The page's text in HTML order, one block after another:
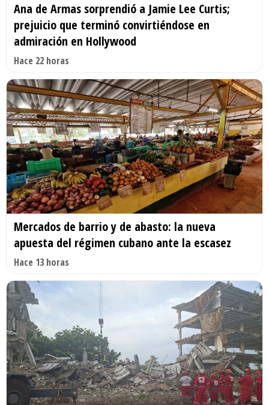
Ana de Armas sorprendió a Jamie Lee Curtis;
prejuicio que terminó convirtiéndose en
admiración en Hollywood
Hace 22 horas
Mercados de barrio y de abasto: la nueva
apuesta del régimen cubano ante la escasez
Hace 13 horas